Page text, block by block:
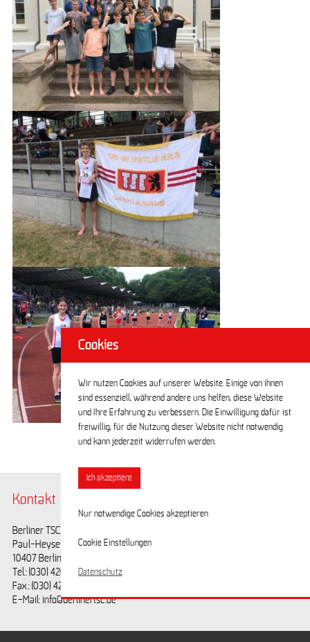
Kontakt
Berliner TSC e.V.
Paul-Heyse-Straße 25
10407 Berlin
Tel.: (030) 42028593
Fax.: (030) 42028594
E-Mail: info@berlinertsc.de
Cookies
Wir nutzen Cookies auf unserer Website. Einige von ihnen
sind essenziell, während andere uns helfen, diese Website
und Ihre Erfahrung zu verbessern. Die Einwilligung dafür ist
freiwillig, für die Nutzung dieser Website nicht notwendig
und kann jederzeit widerrufen werden.
Ich akzeptiere
Nur notwendige Cookies akzeptieren
Cookie Einstellungen
Datenschutz